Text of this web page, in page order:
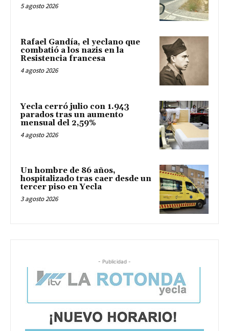
5 agosto 2026
Rafael Gandía, el yeclano que
combatió a los nazis en la
Resistencia francesa
4 agosto 2026
Yecla cerró julio con 1.943
parados tras un aumento
mensual del 2,59%
4 agosto 2026
Un hombre de 86 años,
hospitalizado tras caer desde un
tercer piso en Yecla
3 agosto 2026
- Publicidad -